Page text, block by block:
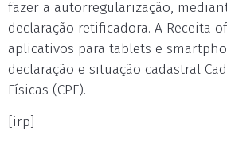
fazer a autorregularização,
declaração retificadora. A Receita
aplicativos para tablets e
declaração e situação cadastral
Físicas (CPF).
[irp]